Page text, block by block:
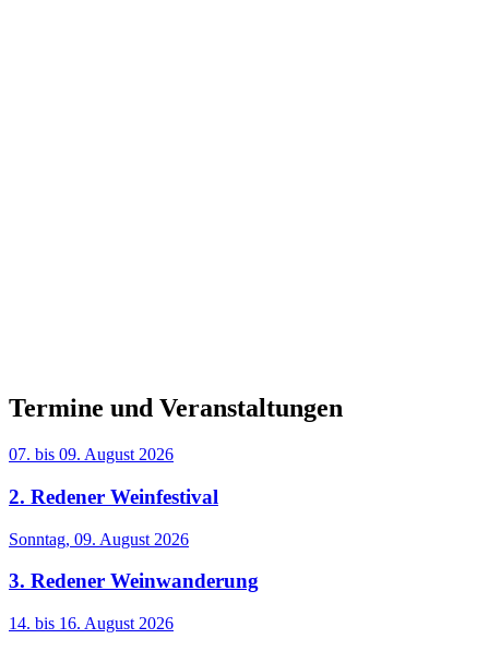
Termine und Veranstaltungen
07. bis 09. August 2026
2. Redener Weinfestival
Sonntag, 09. August 2026
3. Redener Weinwanderung
14. bis 16. August 2026